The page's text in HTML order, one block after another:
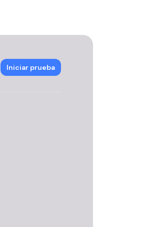
Iniciar prueba